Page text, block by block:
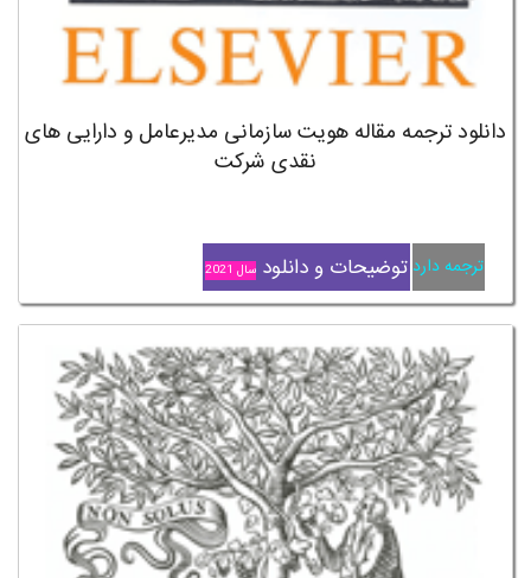
دانلود ترجمه مقاله هویت سازمانی مدیرعامل و دارایی های
نقدی شرکت
ترجمه دارد توضیحات و دانلود سال 2021